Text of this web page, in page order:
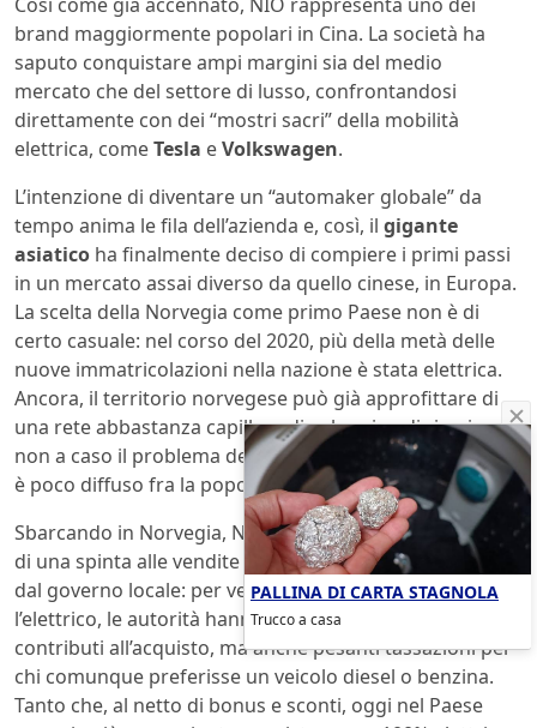
brand maggiormente popolari in Cina. La società ha
saputo conquistare ampi margini sia del medio
mercato che del settore di lusso, confrontandosi
direttamente con dei “mostri sacri” della mobilità
elettrica, comeTesla eVolkswagen.
L’intenzione di diventare un “automaker globale” da
tempo anima le fila dell’azienda e, così, il gigante
asiatico ha finalmente deciso di compiere i primi passi
in un mercato assai diverso da quello cinese, in Europa.
La scelta della Norvegia come primo Paese non è di
certo casuale: nel corso del 2020, più della metà delle
nuove immatricolazioni nella nazione è stata elettrica.
Ancora, il territorio norvegese può già approfittare di
una rete abbastanza capillare di colonnine di ricarica,
non a caso il problema della cosiddetta “range anxiety”
è poco diffuso fra la popolazione locale.
Sbarcando in Norvegia, NIO potrà inoltre approfittare
di una spinta alle vendite dovuta agliincentivi
previsti
dal governo locale: per velocizzare la transizione verso
l’elettrico, le autorità hanno previsto non solo dei
contributi all’acquisto, ma anche pesanti tassazioni per
chi comunque preferisse un veicolo diesel o benzina.
Tanto che, al netto di bonus e sconti, oggi nel Paese
PALLINA DI CARTA STAGNOLA
Trucco a casa